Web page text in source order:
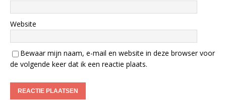
Website
Bewaar mijn naam, e-mail en website in deze browser voor
de volgende keer dat ik een reactie plaats.